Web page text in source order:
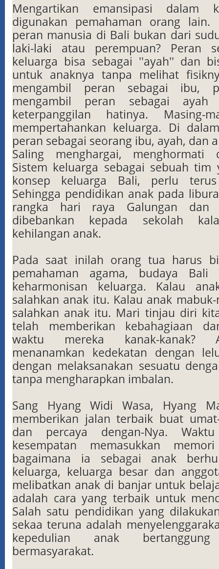
Mengartikan emansipasi dalam
digunakan pemahaman orang lain.
peran manusia di Bali bukan dari
laki-laki atau perempuan? Peran
keluarga bisa sebagai ''ayah'' dan
untuk anaknya tanpa melihat
mengambil peran sebagai ibu,
mengambil peran sebagai ayah
keterpanggilan hatinya. Masing-
mempertahankan keluarga. Di
peran sebagai seorang ibu, ayah, dan
Saling menghargai, menghormati
Sistem keluarga sebagai sebuah tim
konsep keluarga Bali, perlu terus
Sehingga pendidikan anak pada
rangka hari raya Galungan dan
dibebankan kepada sekolah
kehilangan anak.
Pada saat inilah orang tua harus
pemahaman agama, budaya Bali
keharmonisan keluarga. Kalau
salahkan anak itu. Kalau anak
salahkan anak itu. Mari tinjau diri
telah memberikan kebahagiaan
waktu mereka kanak-kanak?
menanamkan kedekatan dengan
dengan melaksanakan sesuatu
tanpa mengharapkan imbalan.
Sang Hyang Widi Wasa, Hyang
memberikan jalan terbaik buat
dan percaya dengan-Nya.
kesempatan memasukkan
bagaimana ia sebagai anak
keluarga, keluarga besar dan
melibatkan anak di banjar untuk
adalah cara yang terbaik untuk
Salah satu pendidikan yang
sekaa teruna adalah
kepedulian anak
bermasyarakat.